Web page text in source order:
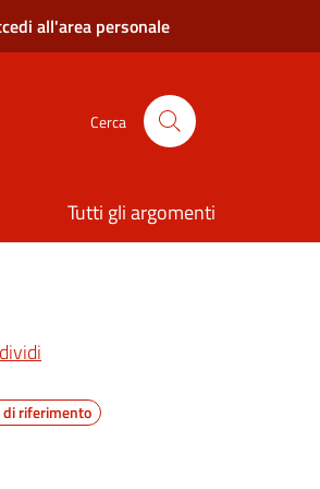
all'area personale
Cerca
Tutti gli argomenti
riferimento